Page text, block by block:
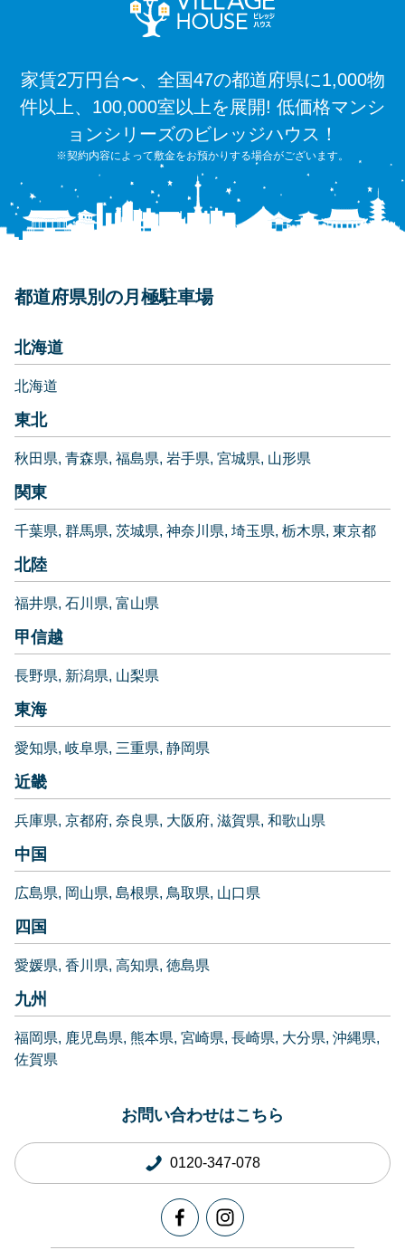
家賃2万円台〜、全国47の都道府県に1,000物
件以上、100,000室以上を展開! 低価格マンシ
ョンシリーズのビレッジハウス！
※契約内容によって敷金をお預かりする場合がございます。
都道府県別の月極駐車場
北海道
北海道
東北
秋田県 青森県 福島県 岩手県 宮城県 山形県
関東
千葉県 群馬県 茨城県 神奈川県 埼玉県 栃木県 東京都
北陸
福井県 石川県 富山県
甲信越
長野県 新潟県 山梨県
東海
愛知県 岐阜県 三重県 静岡県
近畿
兵庫県 京都府 奈良県 大阪府 滋賀県 和歌山県
中国
広島県 岡山県 島根県 鳥取県 山口県
四国
愛媛県 香川県 高知県 徳島県
九州
福岡県 鹿児島県 熊本県 宮崎県 長崎県 大分県 沖縄県
佐賀県
お問い合わせはこちら
0120-347-078